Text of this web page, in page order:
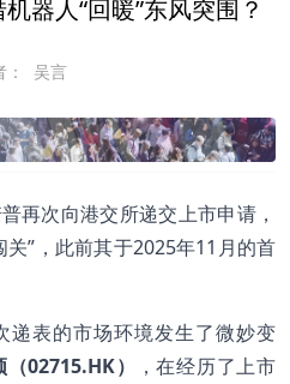
器人“回暖”东风突围？
吴言
再次向港交所递交上市申请，
”，此前其于2025年11月的首
递表的市场环境发生了微妙变
02715.HK）
，在经历了上市